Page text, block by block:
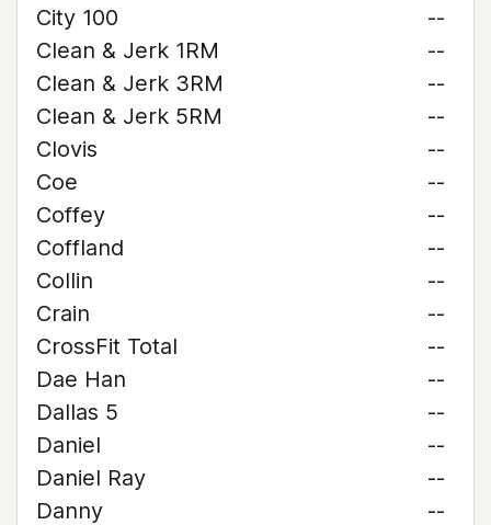
City 100
--
Clean & Jerk 1RM
--
Clean & Jerk 3RM
--
Clean & Jerk 5RM
--
Clovis
--
Coe
--
Coffey
--
Coffland
--
Collin
--
Crain
--
CrossFit Total
--
Dae Han
--
Dallas 5
--
Daniel
--
Daniel Ray
--
Danny
--